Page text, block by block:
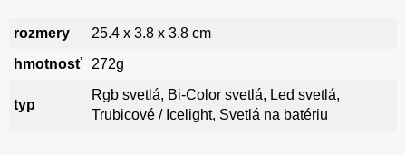
rozmery
25.4 x 3.8 x 3.8 cm
hmotnosť
272g
typ
Rgb svetlá, Bi-Color svetlá, Led svetlá,
Trubicové / Icelight, Svetlá na batériu